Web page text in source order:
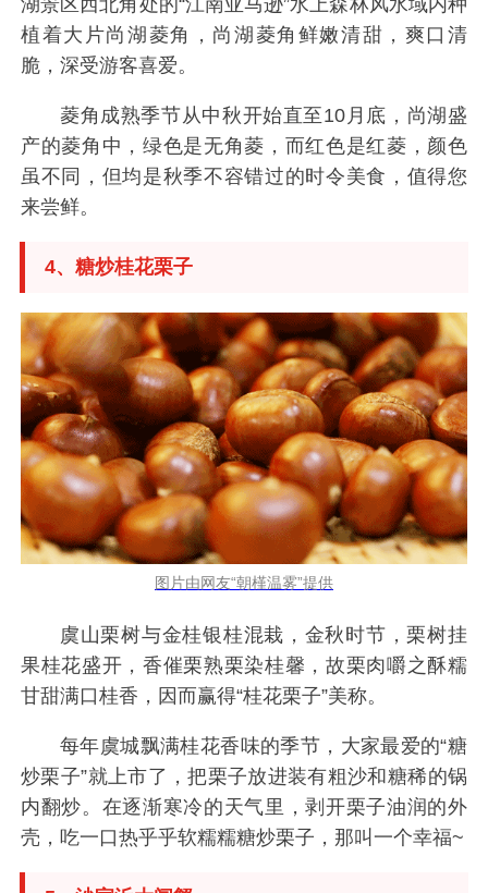
湖景区西北角处的“江南亚马逊”水上森林风水域内种
植着大片尚湖菱角，尚湖菱角鲜嫩清甜，爽口清
脆，深受游客喜爱。
菱角成熟季节从中秋开始直至10月底，尚湖盛
产的菱角中，绿色是无角菱，而红色是红菱，颜色
虽不同，但均是秋季不容错过的时令美食，值得您
来尝鲜。
4、糖炒桂花栗子
图片由网友“朝槿温雾”提供
虞山栗树与金桂银桂混栽，金秋时节，栗树挂
果桂花盛开，香催栗熟栗染桂馨，故栗肉嚼之酥糯
甘甜满口桂香，因而赢得“桂花栗子”美称。
每年虞城飘满桂花香味的季节，大家最爱的“糖
炒栗子”就上市了，把栗子放进装有粗沙和糖稀的锅
内翻炒。在逐渐寒冷的天气里，剥开栗子油润的外
壳，吃一口热乎乎软糯糯糖炒栗子，那叫一个幸福~